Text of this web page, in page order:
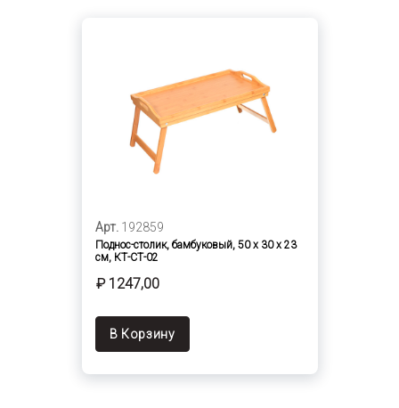
Арт. 192859
Поднос-столик, бамбуковый, 50 х 30 х 23
см, КТ-СТ-02
₽ 1247,00
В Корзину